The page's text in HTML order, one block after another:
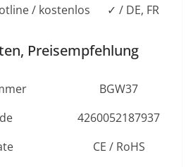
/ kostenlos
✓ / DE, FR
Preisempfehlung
BGW37
4260052187937
CE / RoHS